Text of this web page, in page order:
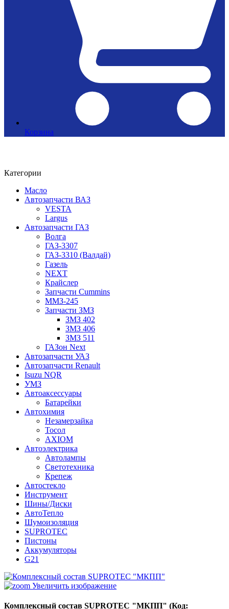
Корзина
Категории
Масло
Автозапчасти ВАЗ
VESTA
Largus
Автозапчасти ГАЗ
Волга
ГАЗ-3307
ГАЗ-3310 (Валдай)
Газель
NEXT
Крайслер
Запчасти Cummins
ММЗ-245
Запчасти ЗМЗ
ЗМЗ 402
ЗМЗ 406
ЗМЗ 511
ГАЗон Next
Автозапчасти УАЗ
Автозапчасти Renault
Isuzu NQR
УМЗ
Автоаксессуары
Батарейки
Автохимия
Незамерзайка
Тосол
AXIOM
Автоэлектрика
Автолампы
Светотехника
Крепеж
Автостекло
Инструмент
Шины/Диски
АвтоТепло
Шумоизоляция
SUPROTEC
Пистоны
Аккумуляторы
G21
Увеличить изображение
Комплексный состав SUPROTEC "МКПП" (Код: